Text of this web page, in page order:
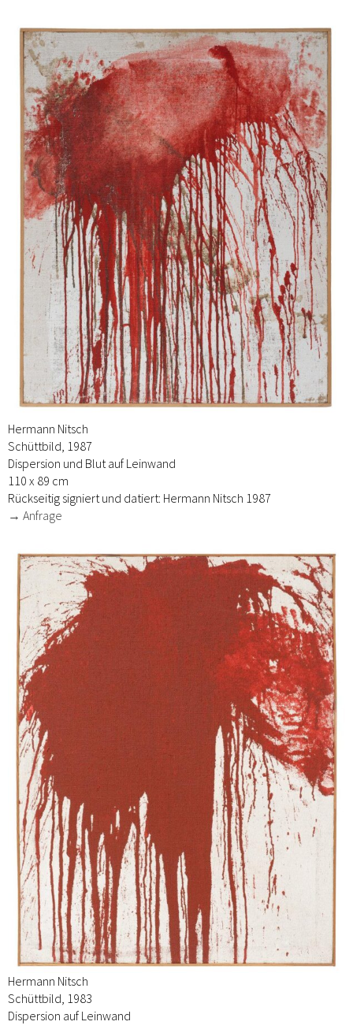
Hermann Nitsch
Schüttbild, 1987
Dispersion und Blut auf Leinwand
110 x 89 cm
Rückseitig signiert und datiert: Hermann Nitsch 1987
→ Anfrage
Hermann Nitsch
Schüttbild, 1983
Dispersion auf Leinwand